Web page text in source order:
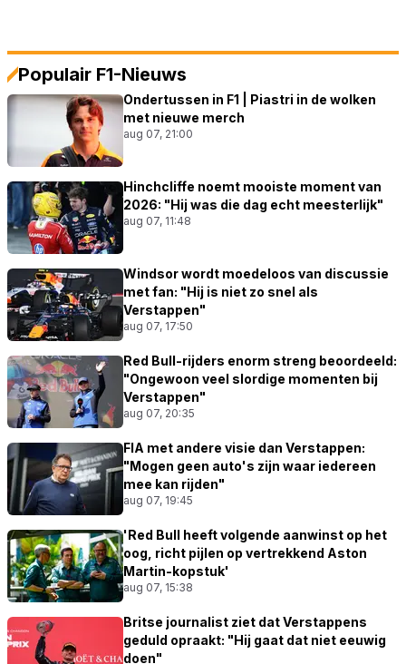
Populair F1-Nieuws
Ondertussen in F1 | Piastri in de wolken
met nieuwe merch
aug 07, 21:00
Hinchcliffe noemt mooiste moment van
2026: "Hij was die dag echt meesterlijk"
aug 07, 11:48
Windsor wordt moedeloos van discussie
met fan: "Hij is niet zo snel als
Verstappen"
aug 07, 17:50
Red Bull-rijders enorm streng beoordeeld:
"Ongewoon veel slordige momenten bij
Verstappen"
aug 07, 20:35
FIA met andere visie dan Verstappen:
"Mogen geen auto's zijn waar iedereen
mee kan rijden"
aug 07, 19:45
'Red Bull heeft volgende aanwinst op het
oog, richt pijlen op vertrekkend Aston
Martin-kopstuk'
aug 07, 15:38
Britse journalist ziet dat Verstappens
geduld opraakt: "Hij gaat dat niet eeuwig
doen"